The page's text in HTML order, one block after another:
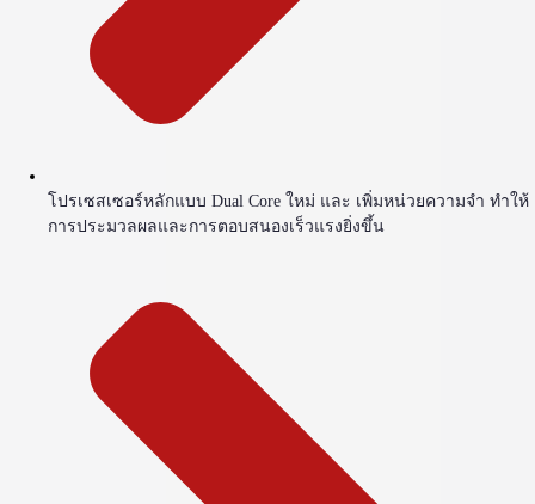
โปรเซสเซอร์หลักแบบ Dual Core ใหม่ และ เพิ่มหน่วยความจำ ทำให้
การประมวลผลและการตอบสนองเร็วแรงยิ่งขึ้น